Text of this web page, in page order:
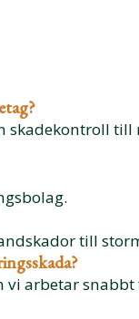
skadekontroll till
till
vi arbetar